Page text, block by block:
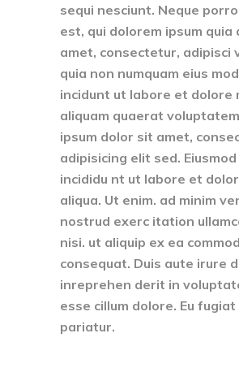
sequi nesciunt. Neque
est, qui dolorem ipsum quia
amet, consectetur, adipisci
quia non numquam eius
incidunt ut labore et dolore
aliquam quaerat
ipsum dolor sit amet,
adipisicing elit sed.
incididu nt ut labore et
aliqua. Ut enim. ad minim
nostrud exerc itation
nisi. ut aliquip ex ea
consequat. Duis aute irure
inreprehen derit in
esse cillum dolore. Eu fugiat
pariatur.